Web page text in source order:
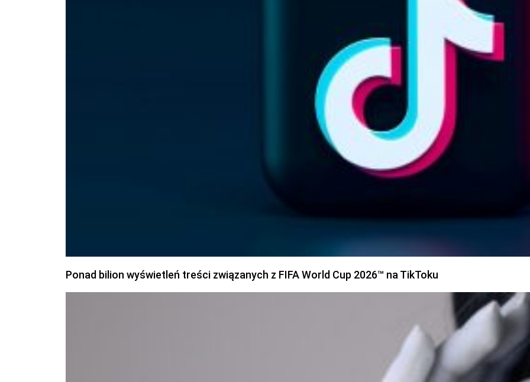
Ponad bilion wyświetleń treści związanych z FIFA World Cup 2026™ na TikToku